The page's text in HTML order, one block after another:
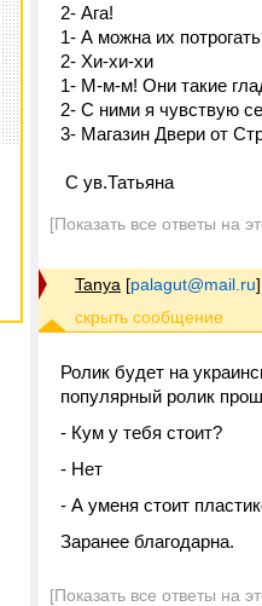
2- Ага!
1- А можна их
2- Хи-хи-хи
1- М-м-м! Они такие
2- С ними я чувствую
3- Магазин Двери от
С ув.Татьяна
[Показать все ответы на
Tanya [palagut@mail.ru]
Ролик будет на
популярный ролик
- Кум у тебя стоит?
- Нет
- А уменя стоит
Заранее благодарна.
[Показать все ответы на